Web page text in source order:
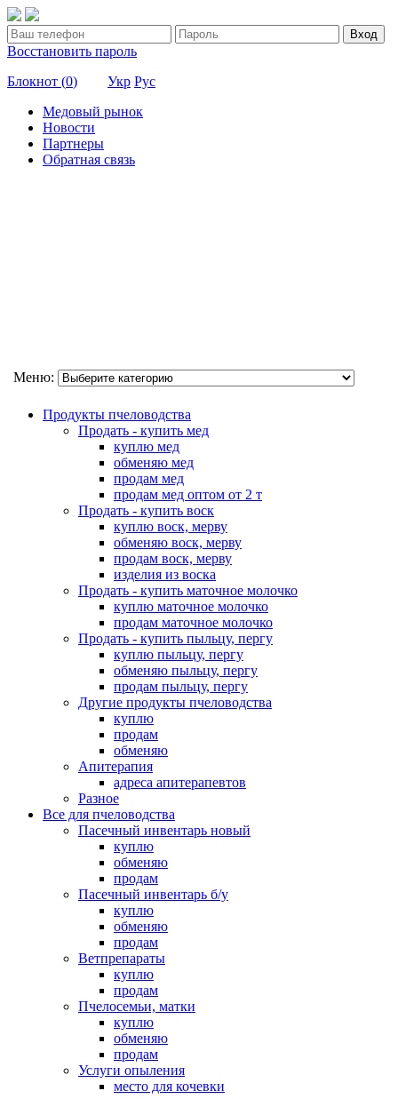
Вход
Восстановить пароль
Блокнот (0) Укр Рус
Медовый рынок
Новости
Партнеры
Обратная связь
Меню:
Продукты пчеловодства
Продать - купить мед
куплю мед
обменяю мед
продам мед
продам мед оптом от 2 т
Продать - купить воск
куплю воск, мерву
обменяю воск, мерву
продам воск, мерву
изделия из воска
Продать - купить маточное молочко
куплю маточное молочко
продам маточное молочко
Продать - купить пыльцу, пергу
куплю пыльцу, пергу
обменяю пыльцу, пергу
продам пыльцу, пергу
Другие продукты пчеловодства
куплю
продам
обменяю
Апитерапия
адреса апитерапевтов
Разное
Все для пчеловодства
Пасечный инвентарь новый
куплю
обменяю
продам
Пасечный инвентарь б/у
куплю
обменяю
продам
Ветпрепараты
куплю
продам
Пчелосемьи, матки
куплю
обменяю
продам
Услуги опыления
место для кочевки